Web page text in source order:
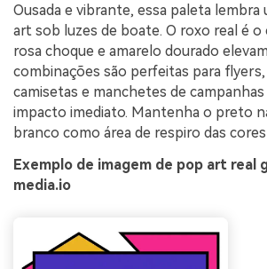
Ousada e vibrante, essa paleta
art sob luzes de boate. O roxo real é
rosa choque e amarelo dourado
combinações são perfeitas para
camisetas e manchetes de
impacto imediato. Mantenha o preto
branco como área de respiro das cores
Exemplo de imagem de pop art real
media.io